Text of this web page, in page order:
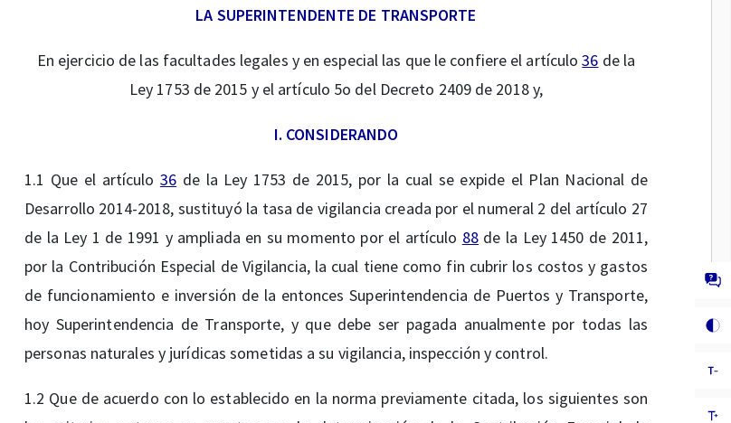
LA SUPERINTENDENTE DE TRANSPORTE
En ejercicio de las facultades legales y en especial las que le confiere el artículo36 de la
Ley 1753 de 2015 y el artículo 5o del Decreto 2409 de 2018 y,
I. CONSIDERANDO
1.1 Que el artículo 36 de la Ley 1753 de 2015, por la cual se expide el Plan Nacional de
Desarrollo 2014-2018, sustituyó la tasa de vigilancia creada por el numeral 2 del artículo 27
de la Ley 1 de 1991 y ampliada en su momento por el artículo 88 de la Ley 1450 de 2011,
por la Contribución Especial de Vigilancia, la cual tiene como fin cubrir los costos y gastos
de funcionamiento e inversión de la entonces Superintendencia de Puertos y Transporte,
hoy Superintendencia de Transporte, y que debe ser pagada anualmente por todas las
personas naturales y jurídicas sometidas a su vigilancia, inspección y control.
1.2 Que de acuerdo con lo establecido en la norma previamente citada, los siguientes son